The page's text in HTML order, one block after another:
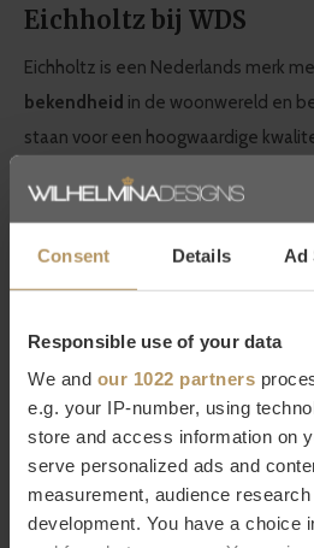
Consent Details Ad
Responsible use of your data
We and our 1022 partners
e.g. your IP-number, using
store and access information on
serve personalized ads and
measurement, audience
development. You have a choice
Eichholtz bij WDS
Eichholtz is een Nederlands merk
bekendheid in de woonwereld en
staan voor een hoogwaardige
en hebben een zeer grote
woonaccessoires. Bij WDS vind je een
interieur iets moois toevoegen!
Wil je meer weten over Eichholtz of
specifiek product? Neem dan
onzeklantenservice.Direct
duurt slecht 2 minuten. Ben je niet